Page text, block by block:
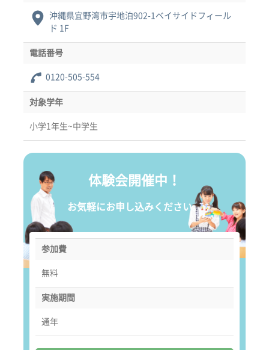
沖縄県宜野湾市宇地泊902-1ベイサイドフィール
ド 1F
電話番号
0120-505-554
対象学年
小学1年生~中学生
体験会開催中！
お気軽にお申し込みください。
参加費
無料
実施期間
通年